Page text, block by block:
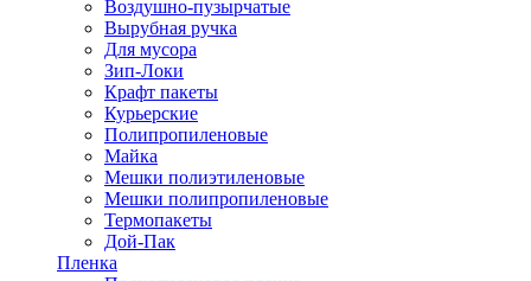
Воздушно-пузырчатые
Вырубная ручка
Для мусора
Зип-Локи
Крафт пакеты
Курьерские
Полипропиленовые
Майка
Мешки полиэтиленовые
Мешки полипропиленовые
Термопакеты
Дой-Пак
Пленка